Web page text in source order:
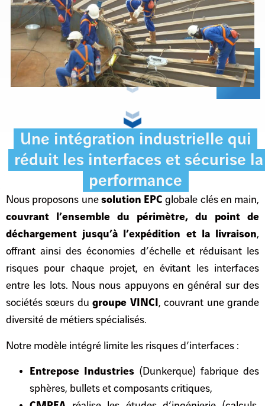
Une intégration industrielle qui
réduit les interfaces et sécurise la
performance
Nous proposons une solution EPC globale clés en main,
couvrant l’ensemble du périmètre, du point de
déchargement jusqu’à l’expédition et la livraison,
offrant ainsi des économies d’échelle et réduisant les
risques pour chaque projet, en évitant les interfaces
entre les lots. Nous nous appuyons en général sur des
sociétés sœurs dugroupe VINCI , couvrant une grande
diversité de métiers spécialisés.
Notre modèle intégré limite les risques d’interfaces :
Entrepose Industries (Dunkerque) fabrique des
sphères, bullets et composants critiques,